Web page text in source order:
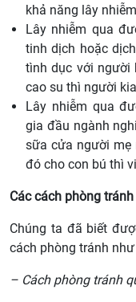
khả năng lây
Lây nhiễm qua
tinh dịch hoặc
tình dục với người
cao su thì người
Lây nhiễm qua
gia đầu ngành
sữa cửa người mẹ
đó cho con bú thì
Các cách phòng
Chúng ta đã biết
cách phòng tránh
– Cách phòng tránh